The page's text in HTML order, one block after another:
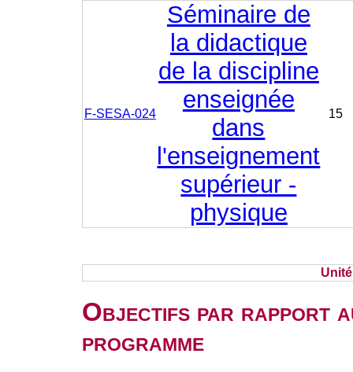
F-SESA-024
Séminaire de
la didactique
de la discipline
enseignée
dans
l'enseignement
supérieur -
physique
15
Objectifs par rapport
programme